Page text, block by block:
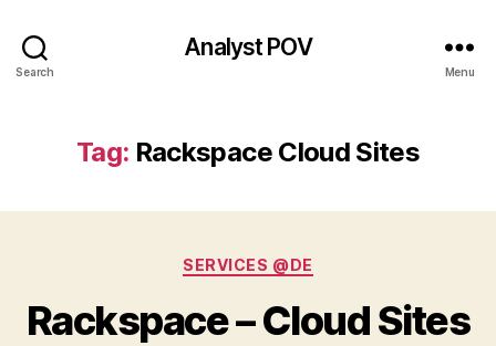
Search
Analyst POV
Menu
Tag: Rackspace Cloud Sites
Categories
SERVICES @DE
Rackspace – Cloud Sites